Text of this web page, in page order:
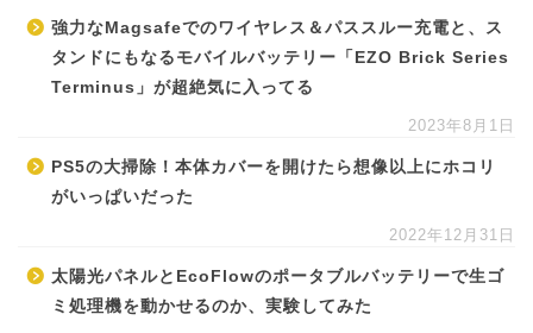
強力なMagsafeでのワイヤレス＆パススルー充電と、ス
タンドにもなるモバイルバッテリー「EZO Brick Series
Terminus」が超絶気に入ってる
2023年8月1日
PS5の大掃除！本体カバーを開けたら想像以上にホコリ
がいっぱいだった
2022年12月31日
太陽光パネルとEcoFlowのポータブルバッテリーで生ゴ
ミ処理機を動かせるのか、実験してみた